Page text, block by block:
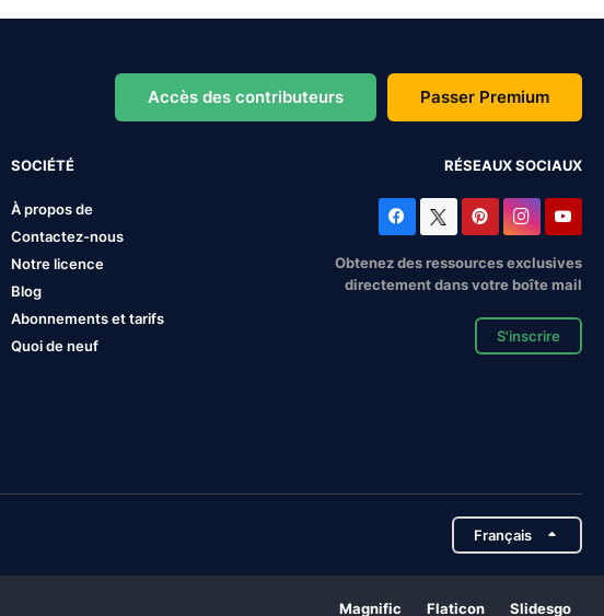
Accès des contributeurs Passer Premium
SOCIÉTÉ
À propos de
Contactez-nous
Notre licence
Blog
Abonnements et tarifs
Quoi de neuf
RÉSEAUX SOCIAUX
Obtenez des ressources exclusives
directement dans votre boîte mail
S'inscrire
Français
Magnific Flaticon Slidesgo